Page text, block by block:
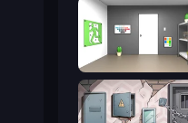
Paint Room Escape